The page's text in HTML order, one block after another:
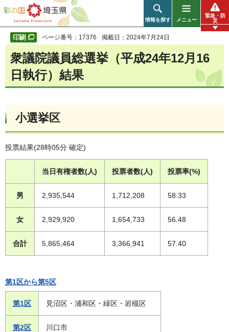
彩の国 埼玉県
情報を探す メニュー
緊急・防
災
ページ番号：17376 掲載日：2024年7月24日
衆議院議員総選挙（平成24年12月16
日執行）結果
小選挙区
投票結果(28時05分 確定)
当日有権者数(人) 投票者数(人) 投票率(%)
男 2,935,544 1,712,208 58.33
女 2,929,920 1,654,733 56.48
合計 5,865,464 3,366,941 57.40
第1区から第5区
第1区 見沼区・浦和区・緑区・岩槻区
第2区 川口市